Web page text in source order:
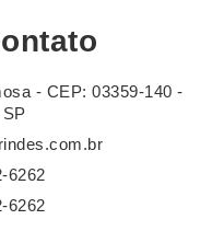
- CEP: 03359-140 -
6262
6262